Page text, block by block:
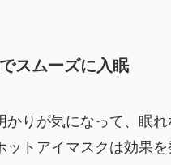
スムーズに入眠
かりが気になって、眠
ットアイマスクは効果を